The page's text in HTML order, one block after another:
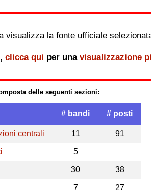
visualizza la fonte ufficiale
clicca qui per una visualizzazione
delle seguenti sezioni:
# bandi # posti
centrali 11 91
5
30 38
7 27